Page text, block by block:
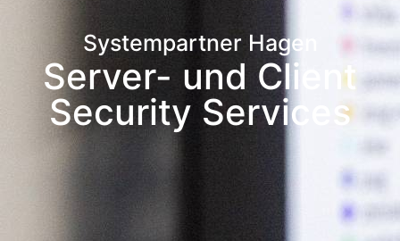
Systempartner Hagen
Server- und Client
Security Services